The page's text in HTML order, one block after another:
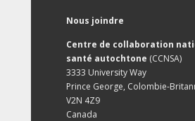
Nous joindre
Centre de collaboration
santé autochtone (CCNSA)
3333 University Way
Prince George, Colombie-
V2N 4Z9
Canada